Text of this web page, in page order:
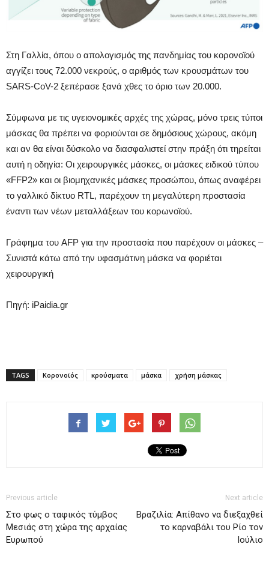
Στη Γαλλία, όπου ο απολογισμός της πανδημίας του κορονοϊού
αγγίζει τους 72.000 νεκρούς, ο αριθμός των κρουσμάτων του
SARS-CoV-2 ξεπέρασε ξανά χθες το όριο των 20.000.
Σύμφωνα με τις υγειονομικές αρχές της χώρας, μόνο τρεις τύποι
μάσκας θα πρέπει να φοριούνται σε δημόσιους χώρους, ακόμη
και αν θα είναι δύσκολο να διασφαλιστεί στην πράξη ότι τηρείται
αυτή η οδηγία: Οι χειρουργικές μάσκες, οι μάσκες ειδικού τύπου
«FFP2» και οι βιομηχανικές μάσκες προσώπου, όπως αναφέρει
το γαλλικό δίκτυο RTL, παρέχουν τη μεγαλύτερη προστασία
έναντι των νέων μεταλλάξεων του κορωνοϊού.
Γράφημα του AFP για την προστασία που παρέχουν οι μάσκες –
Συνιστά κάτω από την υφασμάτινη μάσκα να φοριέται
χειρουργική
Πηγή: iPaidia.gr
TAGS Κορονοϊός κρούσματα μάσκα χρήση μάσκας
Previous article
Στο φως ο ταφικός τύμβος
Μεσιάς στη χώρα της αρχαίας
Ευρωπού
Next article
Βραζιλία: Απίθανο να διεξαχθεί
το καρναβάλι του Ρίο τον
Ιούλιο